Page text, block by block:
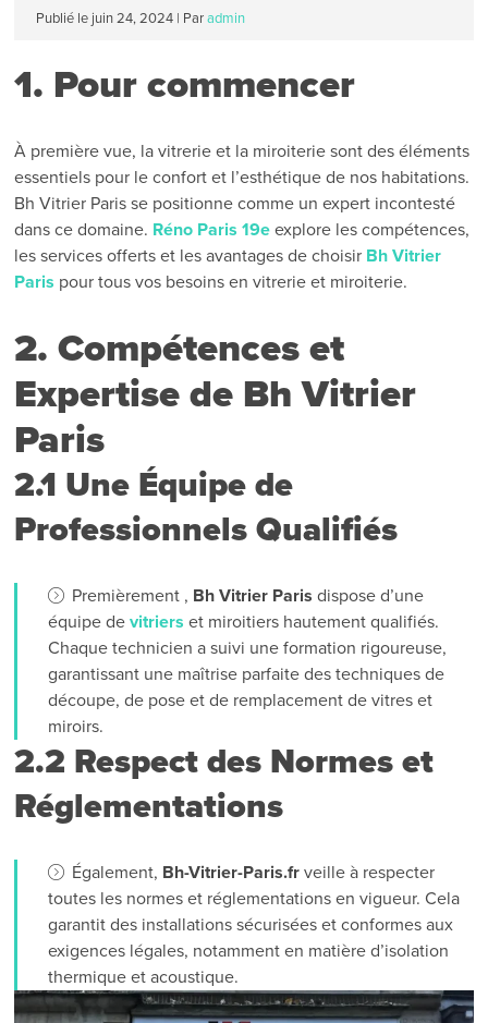
Publié le juin 24, 2024 | Par admin
1. Pour commencer
À première vue, la vitrerie et la miroiterie sont des éléments
essentiels pour le confort et l’esthétique de nos habitations.
Bh Vitrier Paris se positionne comme un expert incontesté
dans ce domaine. Réno Paris 19e explore les compétences,
les services offerts et les avantages de choisir Bh Vitrier
Paris pour tous vos besoins en vitrerie et miroiterie.
2. Compétences et
Expertise de Bh Vitrier
Paris
2.1 Une Équipe de
Professionnels Qualifiés
Premièrement , Bh Vitrier Paris dispose d’une
équipe devitriers et miroitiers hautement qualifiés.
Chaque technicien a suivi une formation rigoureuse,
garantissant une maîtrise parfaite des techniques de
découpe, de pose et de remplacement de vitres et
miroirs.
2.2 Respect des Normes et
Réglementations
Également, Bh-Vitrier-Paris.fr veille à respecter
toutes les normes et réglementations en vigueur. Cela
garantit des installations sécurisées et conformes aux
exigences légales, notamment en matière d’isolation
thermique et acoustique.